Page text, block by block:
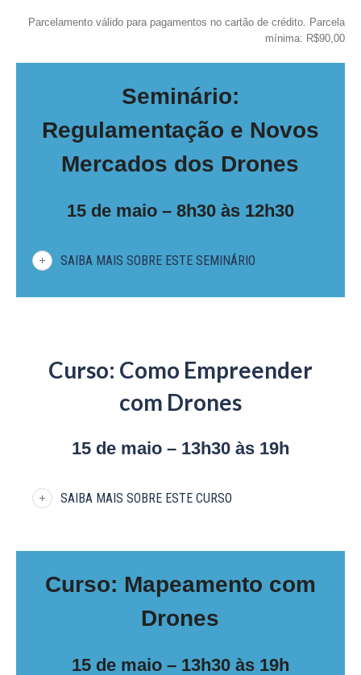
Parcelamento válido para pagamentos no cartão de crédito. Parcela
mínima: R$90,00
Seminário:
Regulamentação e Novos
Mercados dos Drones
15 de maio – 8h30 às 12h30
SAIBA MAIS SOBRE ESTE SEMINÁRIO
Curso: Como Empreender
com Drones
15 de maio – 13h30 às 19h
SAIBA MAIS SOBRE ESTE CURSO
Curso: Mapeamento com
Drones
15 de maio – 13h30 às 19h